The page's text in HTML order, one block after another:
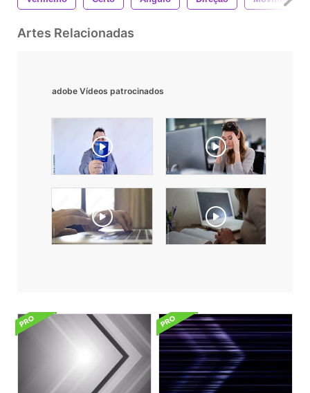
Artes Relacionadas
adobe Vídeos patrocinados